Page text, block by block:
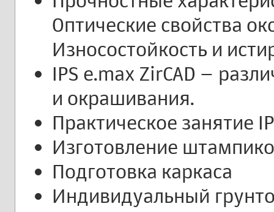
Оптические свойства
Износостойкость и
IPS e.max ZirCAD –
и окрашивания.
Практическое занятие
Изготовление
Подготовка каркаса
Индивидуальный